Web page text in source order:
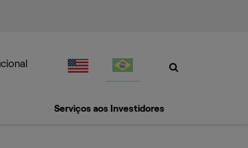
Serviços aos Investidores